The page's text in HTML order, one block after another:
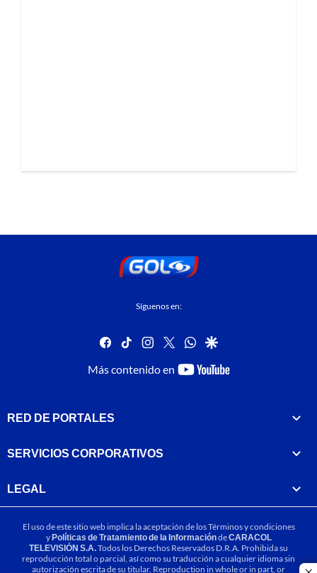
Síguenos en:
facebook
tiktok instagram
twitterwhatsapp
google
Más contenido en
youtube-
RED DE PORTALES
SERVICIOS CORPORATIVOS
LEGAL
El uso de este sitio web implica la aceptación de losTérminos y condiciones
yPolíticas de Tratamiento de la InformacióndeCARACOL
TELEVISIÓN S.A.Todos los Derechos Reservados D.R.A. Prohibida su
reproducción total o parcial, así como su traducción a cualquier idioma sin
autorización escrita de su titular. Reproduction in whole or in part, or